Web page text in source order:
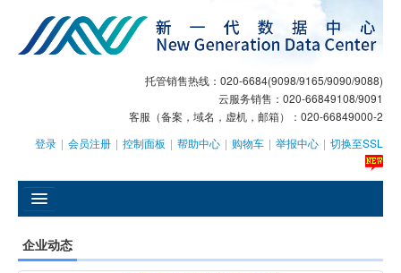
托管销售热线：020-6684(9098/9165/9090/9088)
云服务销售：020-66849108/9091
客服（备案，域名，虚机，邮箱）：020-66849000-2
登录 | 会员注册 | 控制面板 | 帮助中心 | 购物车 | 举报中心 | 切换至SSL
GEO
企业动态